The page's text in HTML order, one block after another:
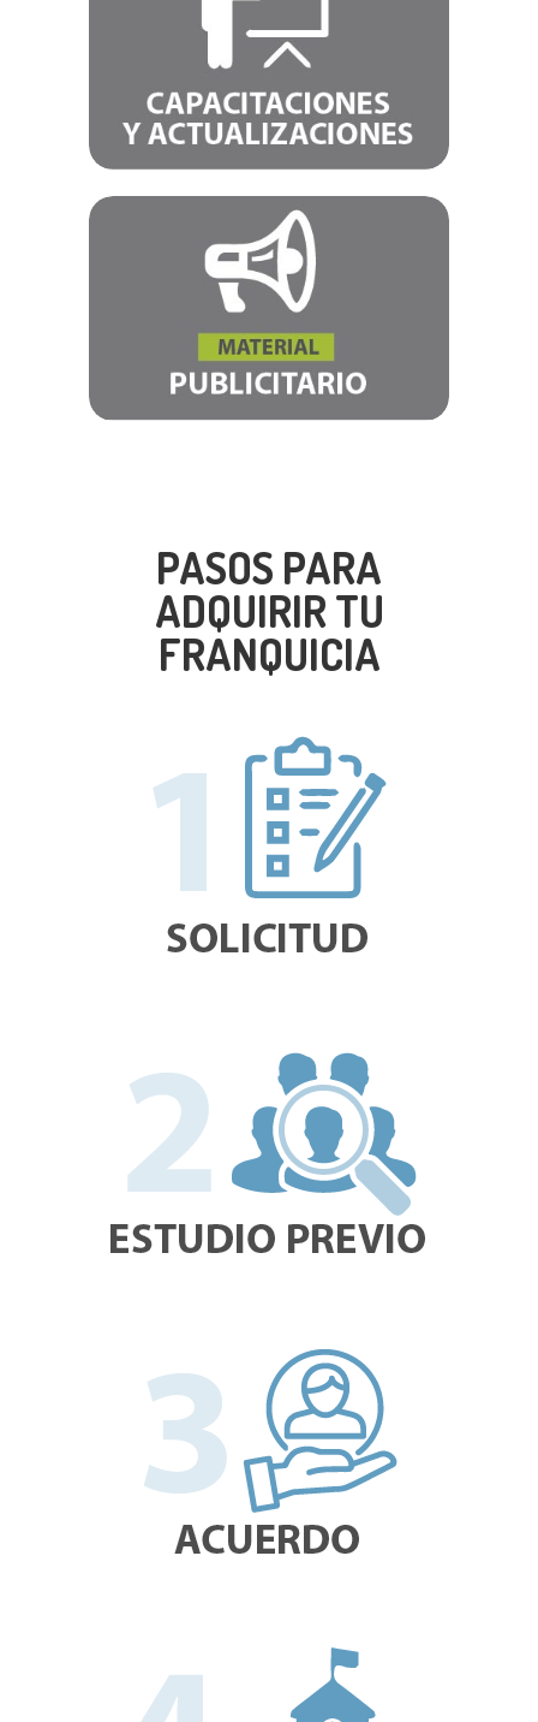
PASOS PARA
ADQUIRIR TU
FRANQUICIA